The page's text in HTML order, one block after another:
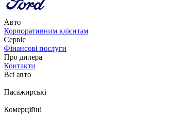
Авто
Корпоративним клієнтам
Сервіс
Фінансові послуги
Про дилера
Контакти
Всі авто
Пасажирські
Комерційні